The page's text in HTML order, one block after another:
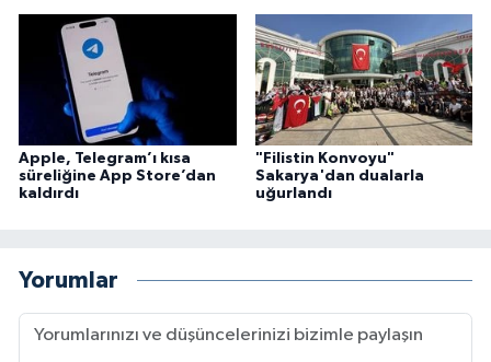
Apple, Telegram’ı kısa
süreliğine App Store’dan
kaldırdı
"Filistin Konvoyu"
Sakarya'dan dualarla
uğurlandı
Yorumlar
Karaman Müftülüğü
Kars Müftülüğü
Kastamonu Müftülüğü
Kayseri Müftülüğü
Kırıkkale Müftülüğü